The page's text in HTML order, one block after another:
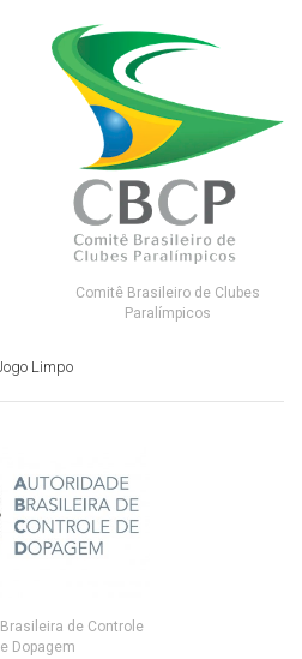
Comitê Brasileiro de Clubes
Paralímpicos
Limpo
de Controle
Dopagem